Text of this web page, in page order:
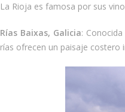
La Rioja es famosa por sus
Rías Baixas, Galicia:
rías ofrecen un paisaje costero